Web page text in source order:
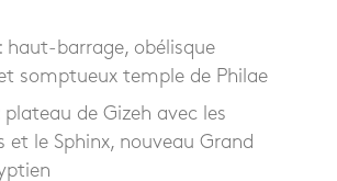
: haut-barrage, obélisque
somptueux temple de Philae
plateau de Gizeh avec les
et le Sphinx, nouveau Grand